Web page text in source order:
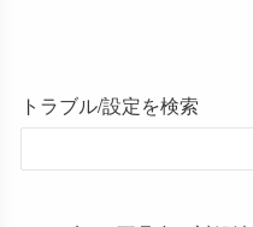
トラブル/設定を検索